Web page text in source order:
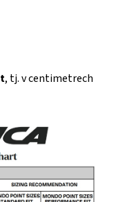
, tj. v centimetrech